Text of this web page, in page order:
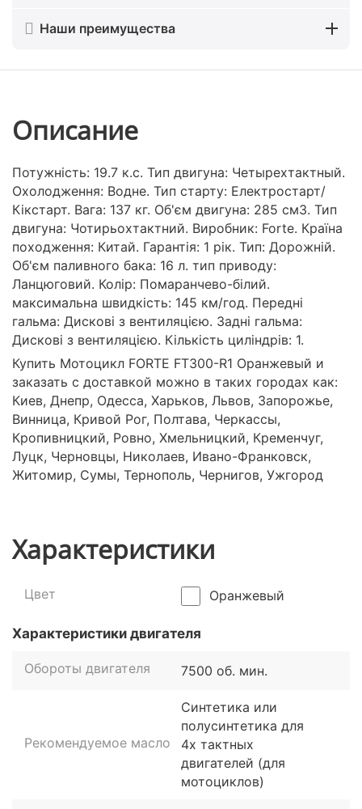
Наши преимущества
Описание
Потужність: 19.7 к.с. Тип двигуна: Четырехтактный.
Охолодження: Водне. Тип старту: Електростарт/
Кікстарт. Вага: 137 кг. Об'єм двигуна: 285 см3. Тип
двигуна: Чотирьохтактний. Виробник: Forte. Країна
походження: Китай. Гарантія: 1 рік. Тип: Дорожній.
Об'єм паливного бака: 16 л. тип приводу:
Ланцюговий. Колір: Помаранчево-білий.
максимальна швидкість: 145 км/год. Передні
гальма: Дискові з вентиляцією. Задні гальма:
Дискові з вентиляцією. Кількість циліндрів: 1.
Купить Мотоцикл FORTE FT300-R1 Оранжевый и
заказать с доставкой можно в таких городах как:
Киев, Днепр, Одесса, Харьков, Львов, Запорожье,
Винница, Кривой Рог, Полтава, Черкассы,
Кропивницкий, Ровно, Хмельницкий, Кременчуг,
Луцк, Черновцы, Николаев, Ивано-Франковск,
Житомир, Сумы, Тернополь, Чернигов, Ужгород
Характеристики
Цвет Оранжевый
Характеристики двигателя
Обороты двигателя 7500 об. мин.
Рекомендуемое масло
Синтетика или
полусинтетика для
4х тактных
двигателей (для
мотоциклов)